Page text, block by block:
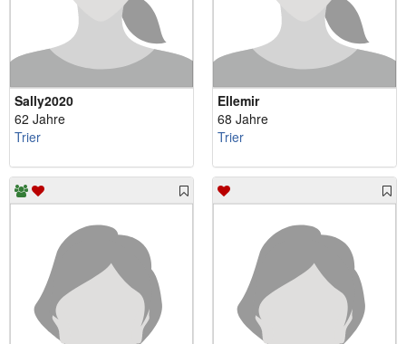
Sally2020
62 Jahre
Trier
Ellemir
68 Jahre
Trier